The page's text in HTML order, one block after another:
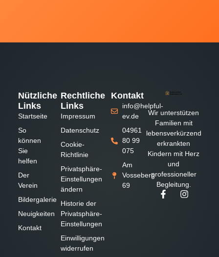
Wir unterstützen
Familien mit
lebensverkürzend
erkrankten
Kindern mit Herz
und
professioneller
Begleitung.
Nützliche
Links
Startseite
So
können
Sie
helfen
Der
Verein
Bildergalerie
Neuigkeiten
Kontakt
Rechtliche
Links
Impressum
Datenschutz
Cookie-
Richtlinie
Privatsphäre-
Einstellungen
ändern
Historie der
Privatsphäre-
Einstellungen
Einwilligungen
widerrufen
Kontakt
info@helpful-
ev.de
04961
80 99
075
Am
Vosseberg
69